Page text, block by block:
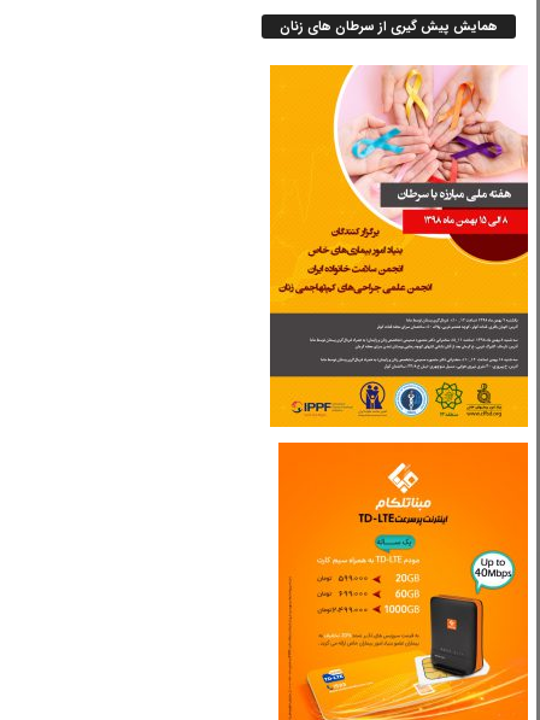
همایش پیش گیری از سرطان های زنان